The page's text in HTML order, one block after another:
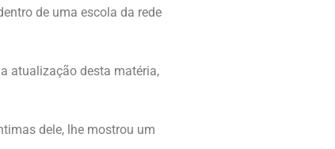
de uma escola da rede
atualização desta matéria,
dele, lhe mostrou um